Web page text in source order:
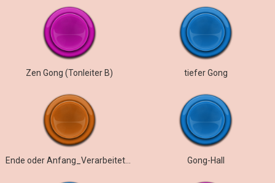
Zen Gong (Tonleiter B) tiefer Gong
Ende oder Anfang_Verarbeiteter Gong Gong-Hall